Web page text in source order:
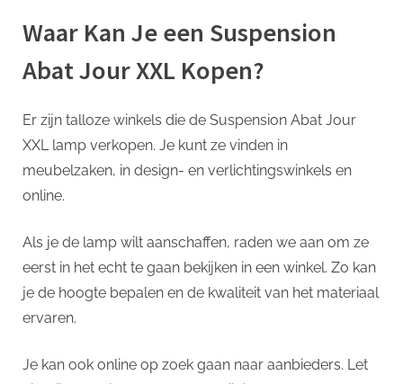
Waar Kan Je een Suspension
Abat Jour XXL Kopen?
Er zijn talloze winkels die de Suspension Abat Jour
XXL lamp verkopen. Je kunt ze vinden in
meubelzaken, in design- en verlichtingswinkels en
online.
Als je de lamp wilt aanschaffen, raden we aan om ze
eerst in het echt te gaan bekijken in een winkel. Zo kan
je de hoogte bepalen en de kwaliteit van het materiaal
ervaren.
Je kan ook online op zoek gaan naar aanbieders. Let